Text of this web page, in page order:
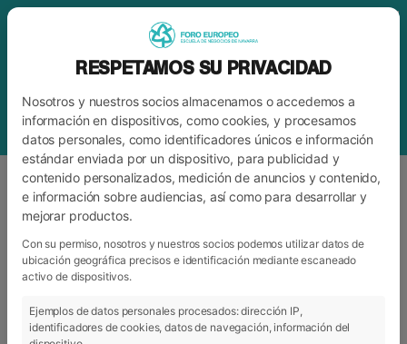
ETIQUETAJAVIER DORADO
RESPETAMOS SU PRIVACIDAD
Nosotros y nuestros socios almacenamos o accedemos a
información en dispositivos, como cookies, y procesamos
datos personales, como identificadores únicos e información
estándar enviada por un dispositivo, para publicidad y
contenido personalizados, medición de anuncios y contenido,
e información sobre audiencias, así como para desarrollar y
mejorar productos.
Con su permiso, nosotros y nuestros socios podemos utilizar datos de
ubicación geográfica precisos e identificación mediante escaneado
activo de dispositivos.
Ejemplos de datos personales procesados: dirección IP,
identificadores de cookies, datos de navegación, información del